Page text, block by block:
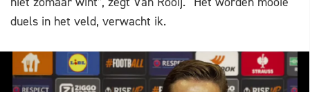
duels in het veld, verwacht ik.